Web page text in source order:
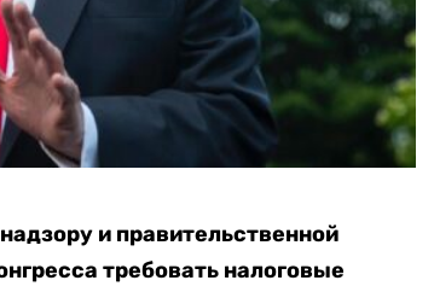
и правительственной
требовать налоговые